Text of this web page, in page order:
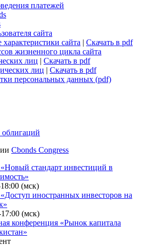
платежей
сайта
сайта | Скачать в pdf
жизненного цикла сайта
лиц | Скачать в pdf
лиц | Скачать в pdf
персональных данных (pdf)
Cbonds Congress
стандарт инвестиций в
(мск)
иностранных инвесторов на
(мск)
конференция «Рынок капитала